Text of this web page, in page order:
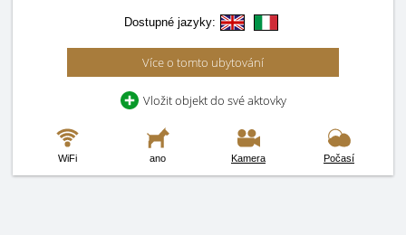
Dostupné jazyky:
Více o tomto ubytování
Vložit objekt do své aktovky
WiFi ano Kamera Počasí